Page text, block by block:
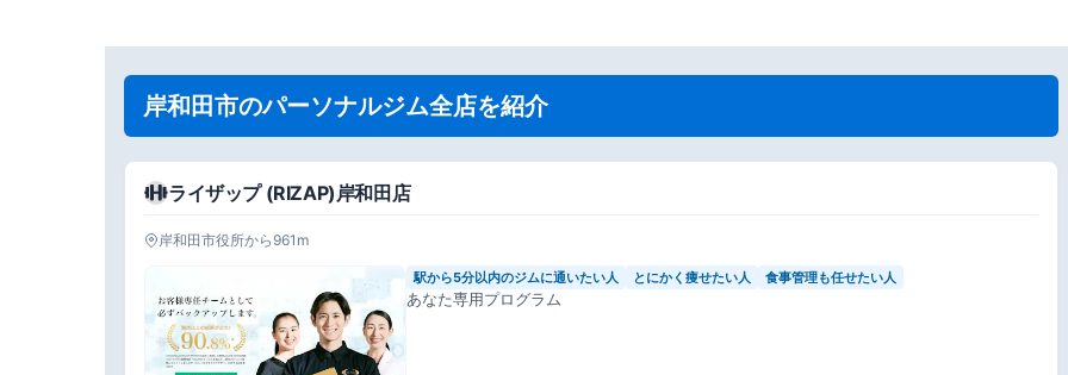
岸和田市のパーソナルジム全店を紹介
ライザップ (RIZAP)岸和田店
岸和田市役所から961m
駅から5分以内のジムに通いたい人 とにかく痩せたい人 食事管理も任せたい人
あなた専用プログラム